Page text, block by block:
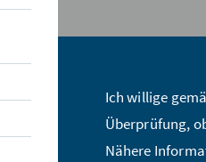
Ich willige
Überprüfung,
Nähere
Name:*
E-Mail Adresse:*